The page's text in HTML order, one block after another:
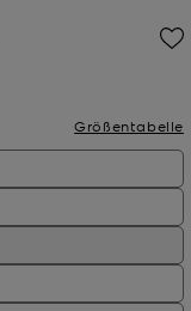
Größentabelle